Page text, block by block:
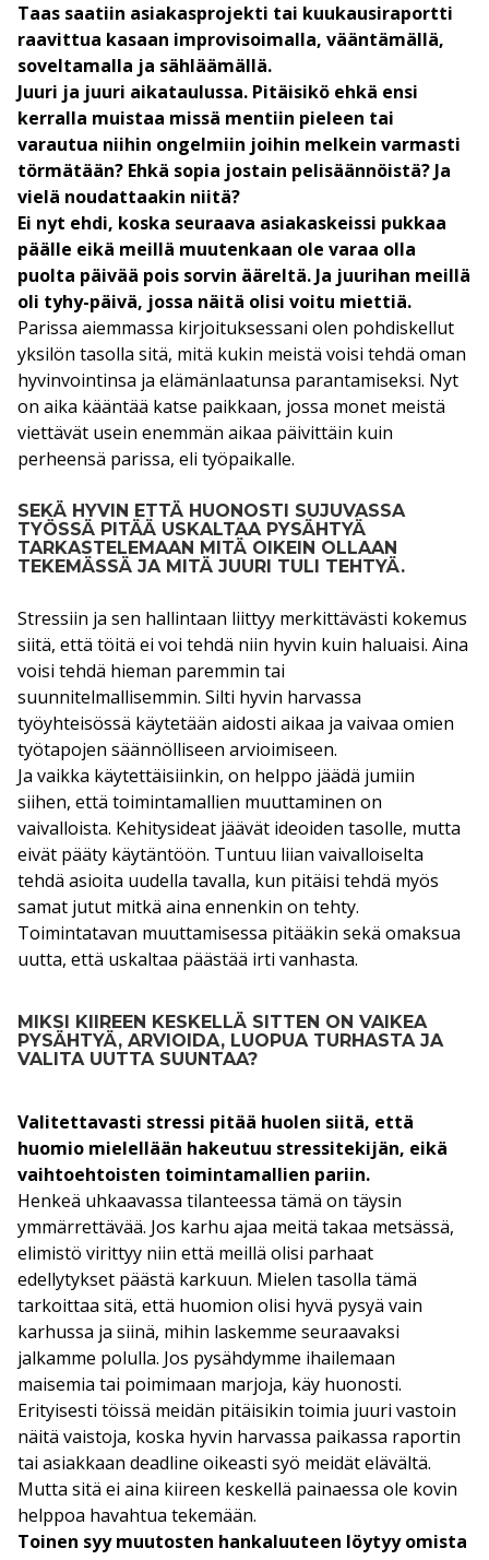
Taas saatiin asiakasprojekti tai kuukausiraportti
raavittua kasaan improvisoimalla, vääntämällä,
soveltamalla ja sähläämällä.
Juuri ja juuri aikataulussa. Pitäisikö ehkä ensi
kerralla muistaa missä mentiin pieleen tai
varautua niihin ongelmiin joihin melkein varmasti
törmätään? Ehkä sopia jostain pelisäännöistä? Ja
vielä noudattaakin niitä?
Ei nyt ehdi, koska seuraava asiakaskeissi pukkaa
päälle eikä meillä muutenkaan ole varaa olla
puolta päivää pois sorvin ääreltä. Ja juurihan meillä
oli tyhy-päivä, jossa näitä olisi voitu miettiä.
Parissa aiemmassa kirjoituksessani olen pohdiskellut
yksilön tasolla sitä, mitä kukin meistä voisi tehdä oman
hyvinvointinsa ja elämänlaatunsa parantamiseksi. Nyt
on aika kääntää katse paikkaan, jossa monet meistä
viettävät usein enemmän aikaa päivittäin kuin
perheensä parissa, eli työpaikalle.
SEKÄ HYVIN ETTÄ HUONOSTI SUJUVASSA
TYÖSSÄ PITÄÄ USKALTAA PYSÄHTYÄ
TARKASTELEMAAN MITÄ OIKEIN OLLAAN
TEKEMÄSSÄ JA MITÄ JUURI TULI TEHTYÄ.
Stressiin ja sen hallintaan liittyy merkittävästi kokemus
siitä, että töitä ei voi tehdä niin hyvin kuin haluaisi. Aina
voisi tehdä hieman paremmin tai
suunnitelmallisemmin. Silti hyvin harvassa
työyhteisössä käytetään aidosti aikaa ja vaivaa omien
työtapojen säännölliseen arvioimiseen.
Ja vaikka käytettäisiinkin, on helppo jäädä jumiin
siihen, että toimintamallien muuttaminen on
vaivalloista. Kehitysideat jäävät ideoiden tasolle, mutta
eivät pääty käytäntöön. Tuntuu liian vaivalloiselta
tehdä asioita uudella tavalla, kun pitäisi tehdä myös
samat jutut mitkä aina ennenkin on tehty.
Toimintatavan muuttamisessa pitääkin sekä omaksua
uutta, että uskaltaa päästää irti vanhasta.
MIKSI KIIREEN KESKELLÄ SITTEN ON VAIKEA
PYSÄHTYÄ, ARVIOIDA, LUOPUA TURHASTA JA
VALITA UUTTA SUUNTAA?
Valitettavasti stressi pitää huolen siitä, että
huomio mielellään hakeutuu stressitekijän, eikä
vaihtoehtoisten toimintamallien pariin.
Henkeä uhkaavassa tilanteessa tämä on täysin
ymmärrettävää. Jos karhu ajaa meitä takaa metsässä,
elimistö virittyy niin että meillä olisi parhaat
edellytykset päästä karkuun. Mielen tasolla tämä
tarkoittaa sitä, että huomion olisi hyvä pysyä vain
karhussa ja siinä, mihin laskemme seuraavaksi
jalkamme polulla. Jos pysähdymme ihailemaan
maisemia tai poimimaan marjoja, käy huonosti.
Erityisesti töissä meidän pitäisikin toimia juuri vastoin
näitä vaistoja, koska hyvin harvassa paikassa raportin
tai asiakkaan deadline oikeasti syö meidät elävältä.
Mutta sitä ei aina kiireen keskellä painaessa ole kovin
helppoa havahtua tekemään.
Toinen syy muutosten hankaluuteen löytyy omista